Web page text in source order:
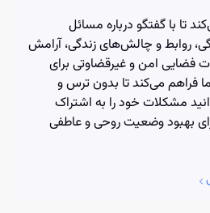
تا با گفتگو درباره مسائل
روابط و چالش‌های زندگی، آرامش
فضایی امن و غیرقضاوتی برای
فراهم می‌کند تا بدون ترس و
مشکلات خود را به اشتراک
بهبود وضعیت روحی و عاطفی